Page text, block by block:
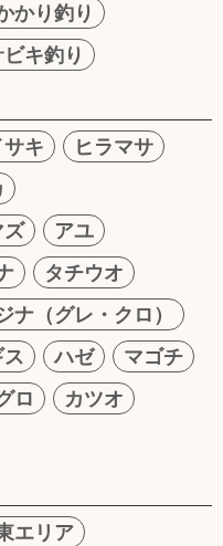
かり釣り
キ釣り
サキ
ヒラマサ
ズ
アユ
タチウオ
ナ（グレ・クロ）
ハゼ
マゴチ
ロ
カツオ
エリア